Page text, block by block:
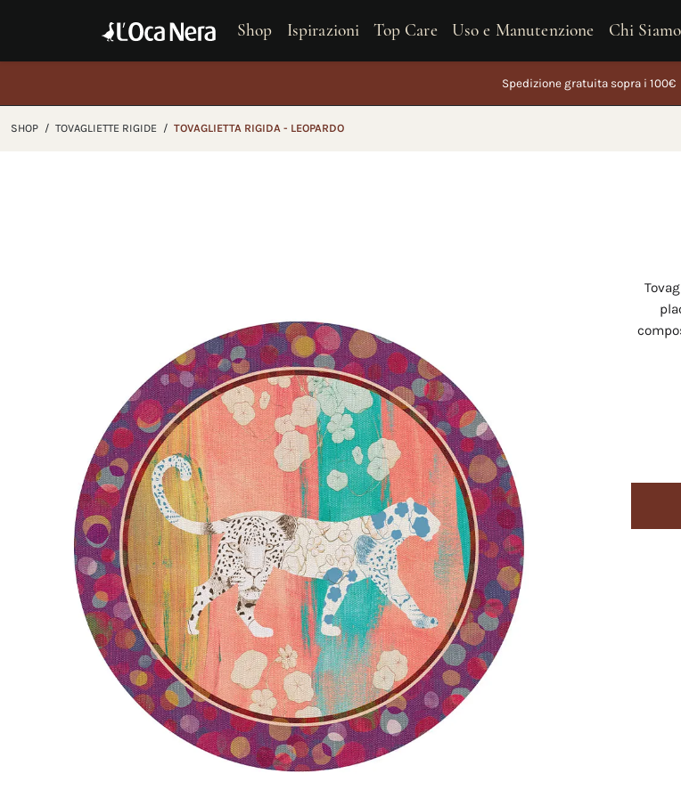
Shop Ispirazioni Top Care Uso e Manutenzione Chi Siamo
Gli ordini effettuati dal 5 al 26 agosto saranno spediti
SHOP / TOVAGLIETTE RIGIDE / TOVAGLIETTA RIGIDA - LEOPARDO
Precedente